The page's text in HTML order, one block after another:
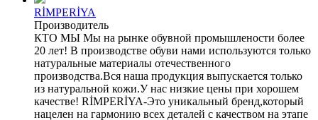
RİMPERİYA
Производитель
КТО МЫ Мы на рынке обувной промышлености более
20 лет! В производстве обуви нами используются только
натуральные материалы отечественного
производства.Вся наша продукция выпускается только
из натуральной кожи.У нас низкие цены при хорошем
качестве! RİMPERİYA-Это уникальный бренд,который
нацелен на гармонию всех деталей с качеством на этапе